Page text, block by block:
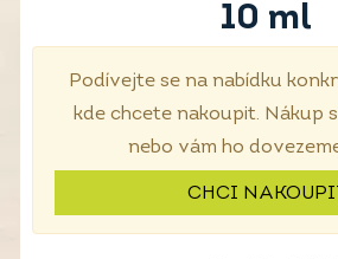
10 ml
Podívejte se na nabídku
kde chcete nakoupit. Nákup
nebo vám ho
CHCI NAKOUPIT